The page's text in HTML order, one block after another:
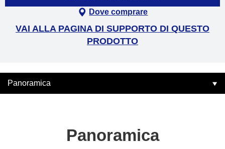
Dove comprare
VAI ALLA PAGINA DI SUPPORTO DI QUESTO
PRODOTTO
Panoramica
Panoramica